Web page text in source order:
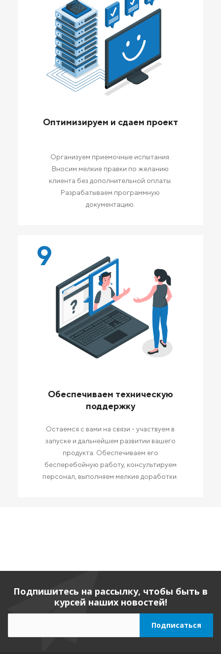
Оптимизируем и сдаем проект
Организуем приемочные испытания.
Вносим мелкие правки по желанию
клиента без дополнительной оплаты.
Разрабатываем программную
документацию.
9
Обеспечиваем техническую
поддержку
Остаемся с вами на связи - участвуем в
запуске и дальнейшем развитии вашего
продукта. Обеспечиваем его
бесперебойную работу, консультируем
персонал, выполняем мелкие доработки.
Подпишитесь на рассылку, чтобы быть в
курсей наших новостей!